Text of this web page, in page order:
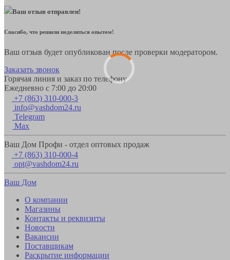
Ваш отзыв отправлен!
Спасибо, что решили поделиться опытом!
Ваш отзыв будет опубликован после проверки модератором.
Заказать звонок
Горячая линия и заказ по телефону
Ежедневно с 7:00 до 20:00
+7 (863) 310-000-3
info@vashdom24.ru
Telegram
Max
Ваш Дом Профи - отдел оптовых продаж
+7 (863) 310-000-4
opt@vashdom24.ru
Ваш Дом
О компании
Магазины
Контакты и реквизиты
Новости
Вакансии
Поставщикам
Раскрытие информации